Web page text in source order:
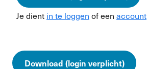
Je dient in te loggen of een account
Download (login verplicht)